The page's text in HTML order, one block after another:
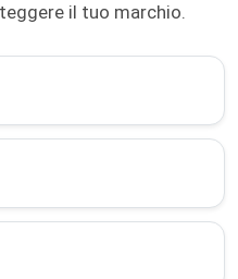
il tuo marchio.